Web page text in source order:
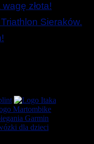
złota!
Sieraków.